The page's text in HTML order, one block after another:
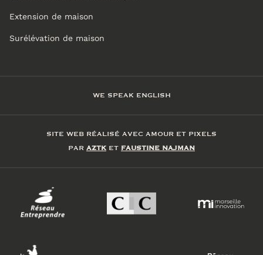
Extension de maison
Surélévation de maison
WE SPEAK ENGLISH
SITE WEB RÉALISÉ AVEC AMOUR ET PIXELS
PAR AZTK ET FAUSTINE NAJMAN